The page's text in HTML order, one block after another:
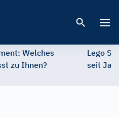
Welches
zu Ihnen?
Lego
seit